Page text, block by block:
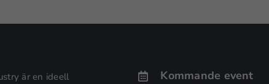
är en ideell
Kommande event